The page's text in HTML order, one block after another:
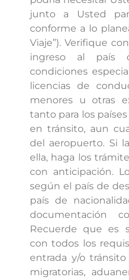
junto a Usted
conforme a lo
Viaje”). Verifique
ingreso al país
condiciones
licencias de
menores u otras
tanto para los
en tránsito, aun
del aeropuerto. Si
ella, haga los
con anticipación.
según el país de
país de
documentación
Recuerde que es
con todos los
entrada y/o
migratorias,